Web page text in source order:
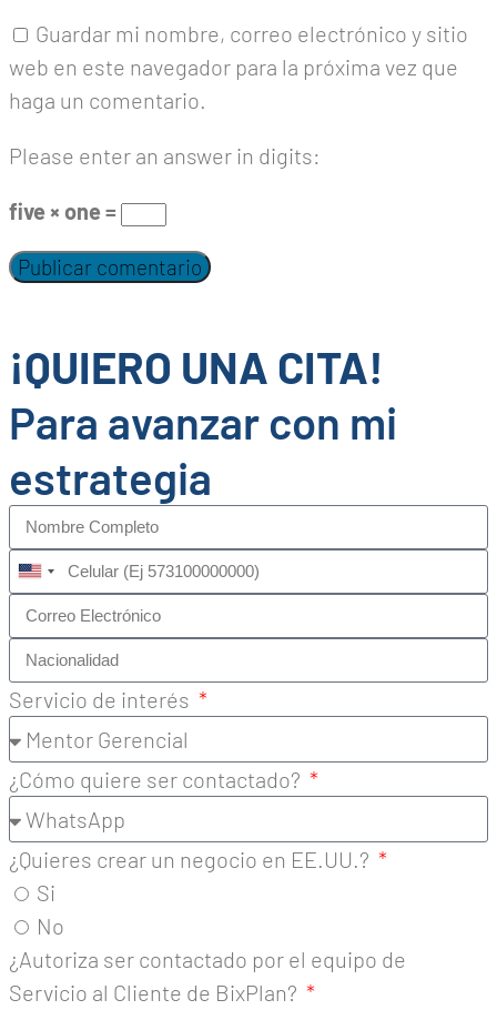
Guardar mi nombre, correo electrónico y sitio
web en este navegador para la próxima vez que
haga un comentario.
Please enter an answer in digits:
five × one =
¡QUIERO UNA CITA!
Para avanzar con mi
estrategia
United
States
+1
Servicio de interés
¿Cómo quiere ser contactado?
¿Quieres crear un negocio en EE.UU.?
Si
No
¿Autoriza ser contactado por el equipo de
Servicio al Cliente de BixPlan?